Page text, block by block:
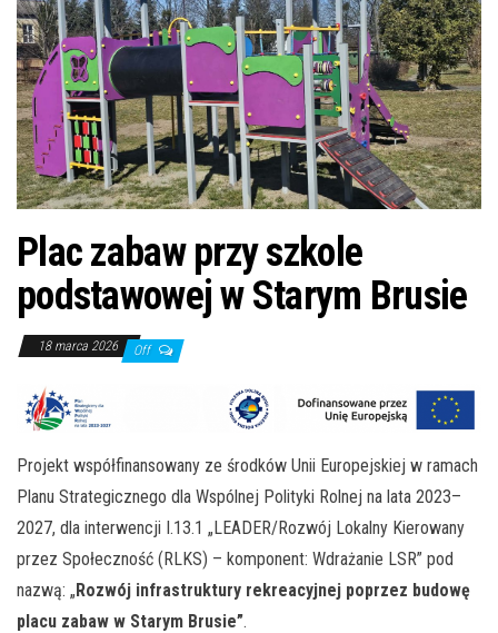
Plac zabaw przy szkole
podstawowej w Starym Brusie
18 marca 2026 Off
Projekt współfinansowany ze środków Unii Europejskiej w ramach
Planu Strategicznego dla Wspólnej Polityki Rolnej na lata 2023–
2027, dla interwencji I.13.1 „LEADER/Rozwój Lokalny Kierowany
przez Społeczność (RLKS) – komponent: Wdrażanie LSR” pod
nazwą: „Rozwój infrastruktury rekreacyjnej poprzez budowę
placu zabaw w Starym Brusie”.